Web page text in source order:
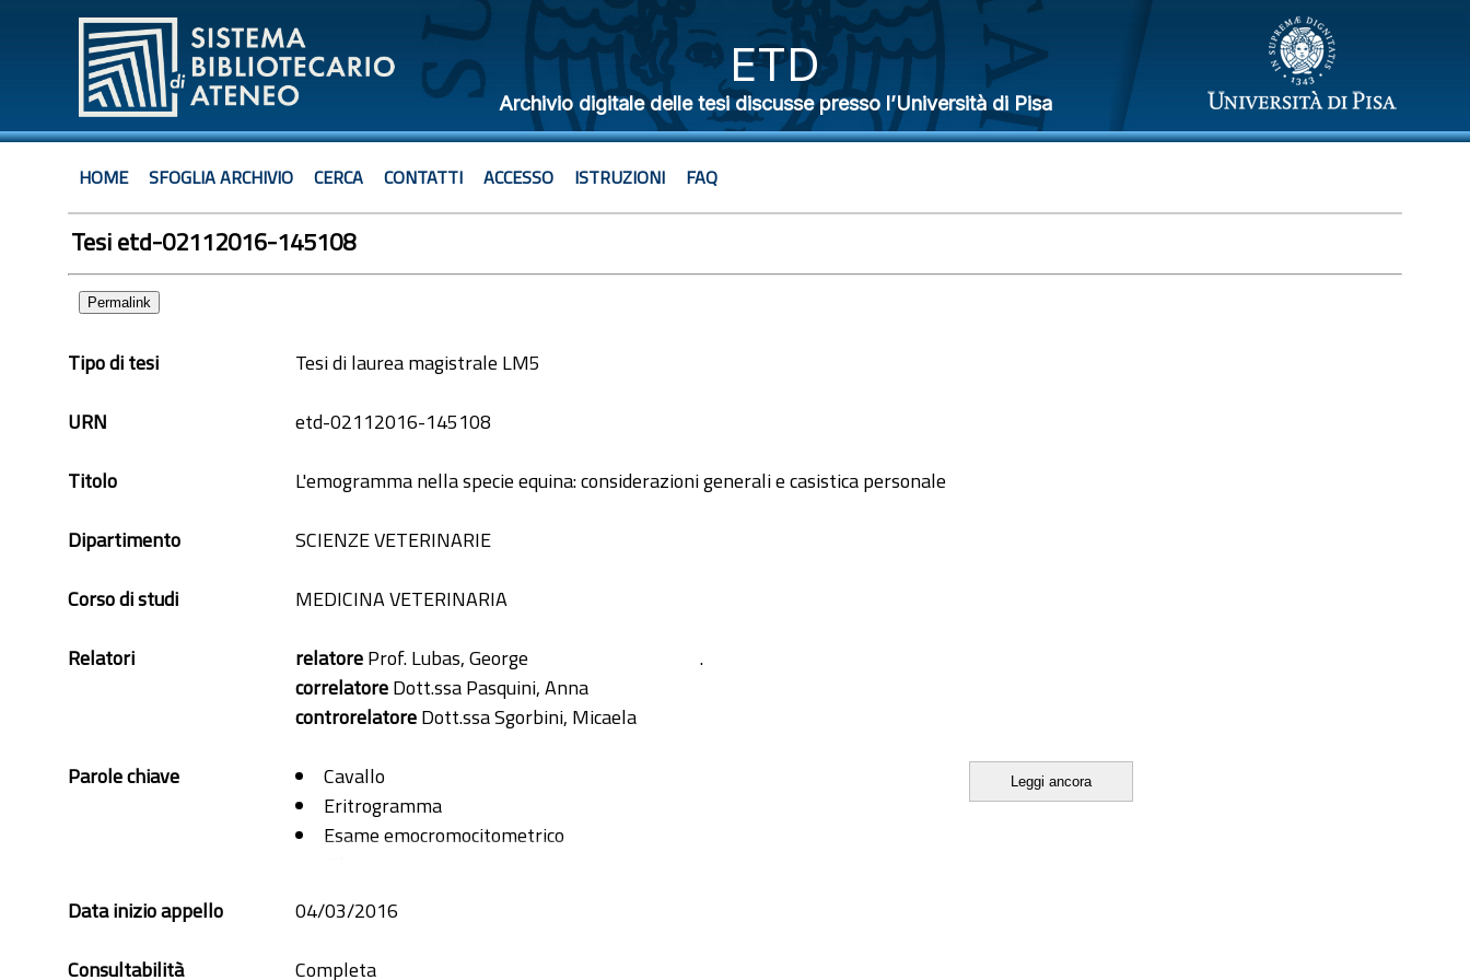
ETD
Archivio digitale delle tesi discusse presso l’Università di Pisa
HOME SFOGLIA ARCHIVIO CERCA CONTATTI ACCESSO ISTRUZIONI FAQ
Tesi etd-02112016-145108
Permalink
Tipo di tesi
Tesi di laurea magistrale LM5
URN
etd-02112016-145108
Titolo
L'emogramma nella specie equina: considerazioni generali e casistica personale
Dipartimento
SCIENZE VETERINARIE
Corso di studi
MEDICINA VETERINARIA
Relatori
.
relatoreProf. Lubas, George
correlatoreDott.ssa Pasquini, Anna
controrelatoreDott.ssa Sgorbini, Micaela
Parole chiave
Cavallo
Eritrogramma
Esame emocromocitometrico
Piastrinogramma
Leggi ancora
Data inizio appello
04/03/2016
Consultabilità
Completa